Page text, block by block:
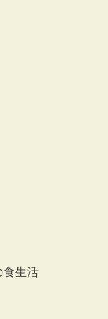
生活